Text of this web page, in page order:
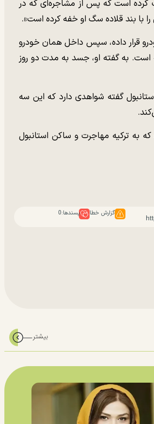
کرده است که پس از مشاجره‌ای که در
با بند قلاده سگ او خفه کرده است».
قرار داده، سپس داخل همان خودرو
است. به گفته او، جسد به مدت دو روز
گفته شواهدی دارد که این سه
به ترکیه مهاجرت و ساکن استانبول
گزارش خطا پسندها:0